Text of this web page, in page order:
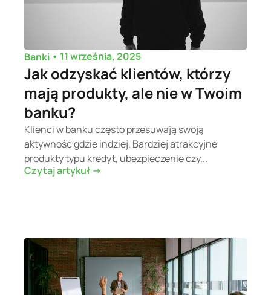
Banki • 11 września, 2025
Jak odzyskać klientów, którzy
mają produkty, ale nie w Twoim
banku?
Klienci w banku często przesuwają swoją
aktywność gdzie indziej. Bardziej atrakcyjne
produkty typu kredyt, ubezpieczenie czy...
Czytaj artykuł ->